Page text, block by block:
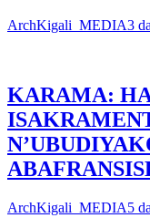
ArchKigali_MEDIA3
KARAMA:
ArchKigali_MEDIA5